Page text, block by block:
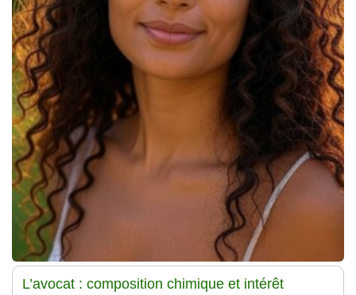
L’avocat : composition chimique et intérêt